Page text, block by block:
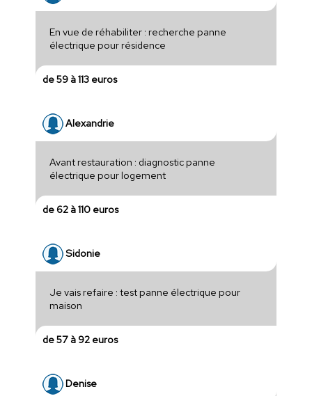
En vue de réhabiliter : recherche panne
électrique pour résidence
de 59 à 113 euros
Alexandrie
Avant restauration : diagnostic panne
électrique pour logement
de 62 à 110 euros
Sidonie
Je vais refaire : test panne électrique pour
maison
de 57 à 92 euros
Denise